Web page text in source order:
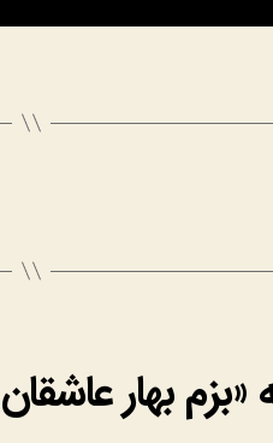
بهار